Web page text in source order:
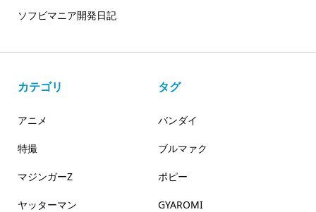
ソフビマニア開発日記
カテゴリ
アニメ
特撮
マジンガーZ
ヤッターマン
タグ
バンダイ
ブルマァク
ポピー
GYAROMI